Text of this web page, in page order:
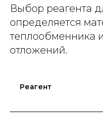
Выбор реагента
определяется
теплообменника
отложений.
Реагент